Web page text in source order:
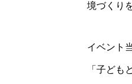
境づくり
イベント
「子ども